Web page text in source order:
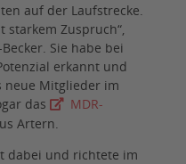
auf der Laufstrecke.
starkem Zuspruch“,
Sie habe bei
erkannt und
neue Mitglieder im
das
MDR-
Artern.
dabei und richtete im